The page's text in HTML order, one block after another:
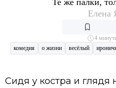
Елена
4
комедия
о жизни весёлый
Сидя у костра и